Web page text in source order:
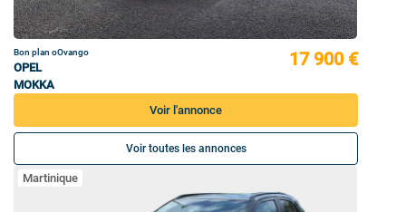
Bon plan oOvango
OPEL
MOKKA
17 900 €
Voir l'annonce
Voir toutes les annonces
Martinique